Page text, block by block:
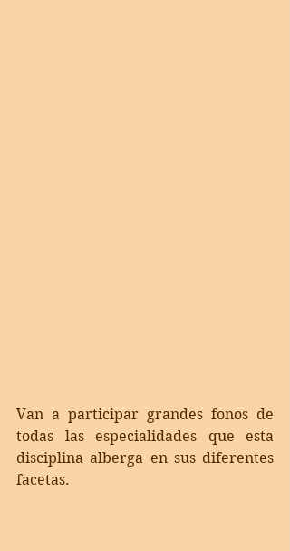
Van a participar grandes fonos de
todas las especialidades que esta
disciplina alberga en sus diferentes
facetas.